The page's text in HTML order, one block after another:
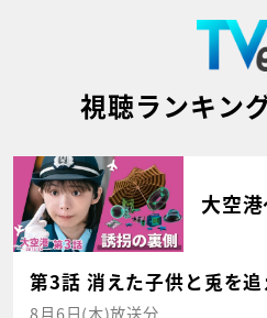
視聴ランキン
大空
第3話 消えた子供と兎を追
8月6日(木)放送分